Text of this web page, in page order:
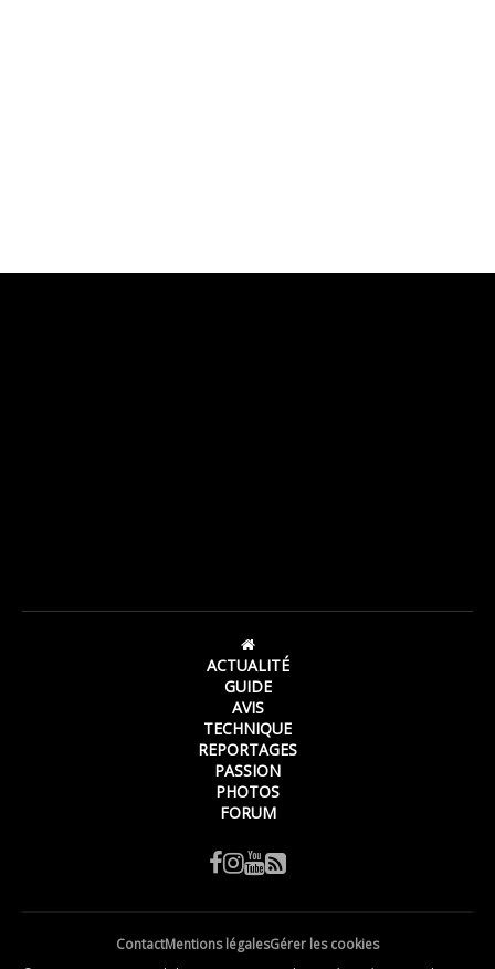
ACTUALITÉ
GUIDE
AVIS
TECHNIQUE
REPORTAGES
PASSION
PHOTOS
FORUM
ContactMentions légalesGérer les cookies